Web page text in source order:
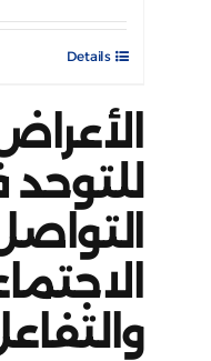
Details